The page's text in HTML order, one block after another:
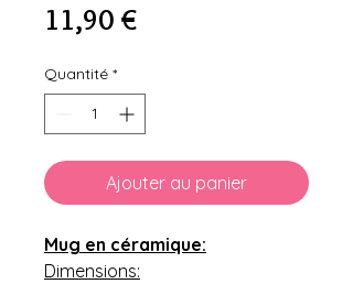
11,90 €Prix
Quantité *
Ajouter au panier
Mug en céramique:
Dimensions: